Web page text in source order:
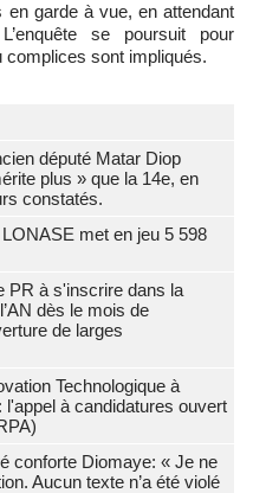
garde à vue, en attendant
se poursuit pour
complices sont impliqués.
député Matar Diop
plus » que la 14e, en
constatés.
met en jeu 5 598
PR à s'inscrire dans la
dès le mois de
de larges
Technologique à
à candidatures ouvert
conforte Diomaye: « Je ne
Aucun texte n’a été violé